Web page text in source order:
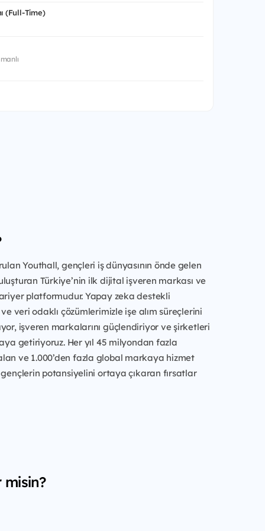
(Full-Time)
Youthall, gençleri iş dünyasının önde gelen
Türkiye’nin ilk dijital işveren markası ve
platformudur. Yapay zeka destekli
veri odaklı çözümlerimizle işe alım süreçlerini
işveren markalarını güçlendiriyor ve şirketleri
getiriyoruz. Her yıl 45 milyondan fazla
ve 1.000’den fazla global markaya hizmet
potansiyelini ortaya çıkaran fırsatlar